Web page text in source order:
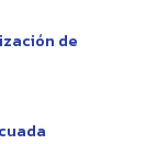
de